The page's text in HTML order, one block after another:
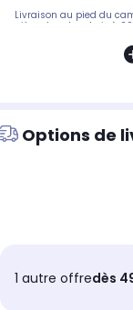
Livraison au pied du
pièce de votre choix à
CONTACTER AVANT
mains d’œuvre et
Options de
1 autre offredès